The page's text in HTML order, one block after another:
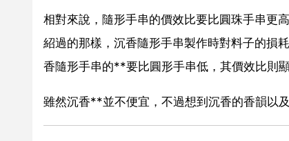
相對來說，隨形手串的價效比要比圓珠手串更
紹過的那樣，沉香隨形手串製作時對料子的損
香隨形手串的**要比圓形手串低，其價效比則顯
雖然沉香**並不便宜，不過想到沉香的香韻以